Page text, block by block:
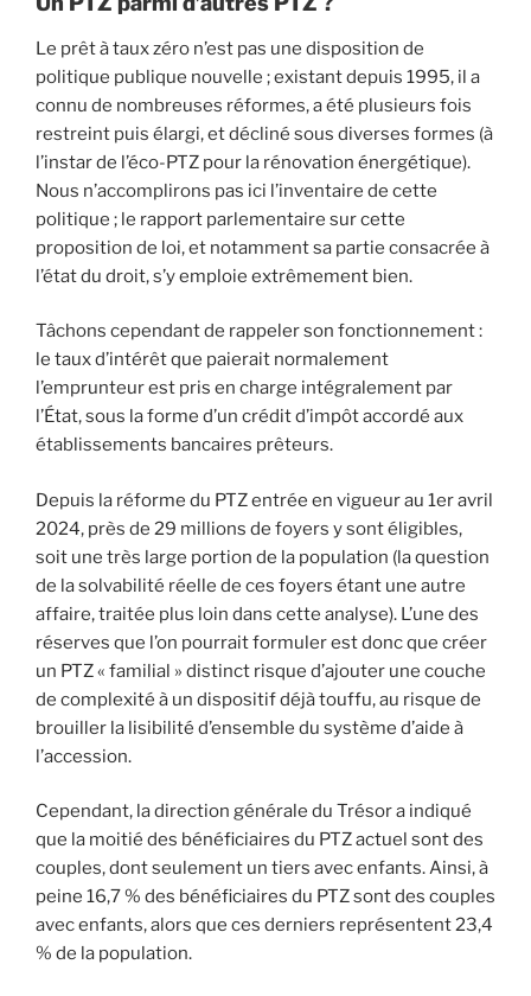
Le prêt à taux zéro n’est pas une disposition de
politique publique nouvelle ; existant depuis 1995, il a
connu de nombreuses réformes, a été plusieurs fois
restreint puis élargi, et décliné sous diverses formes (à
l’instar de l’éco-PTZ pour la rénovation énergétique).
Nous n’accomplirons pas ici l’inventaire de cette
politique ; le rapport parlementaire sur cette
proposition de loi, et notamment sa partie consacrée à
l’état du droit, s’y emploie extrêmement bien.
Tâchons cependant de rappeler son fonctionnement :
le taux d’intérêt que paierait normalement
l’emprunteur est pris en charge intégralement par
l’État, sous la forme d’un crédit d’impôt accordé aux
établissements bancaires prêteurs.
Depuis la réforme du PTZ entrée en vigueur au 1er avril
2024, près de 29 millions de foyers y sont éligibles,
soit une très large portion de la population (la question
de la solvabilité réelle de ces foyers étant une autre
affaire, traitée plus loin dans cette analyse). L’une des
réserves que l’on pourrait formuler est donc que créer
un PTZ « familial » distinct risque d’ajouter une couche
de complexité à un dispositif déjà touffu, au risque de
brouiller la lisibilité d’ensemble du système d’aide à
l’accession.
Cependant, la direction générale du Trésor a indiqué
que la moitié des bénéficiaires du PTZ actuel sont des
couples, dont seulement un tiers avec enfants. Ainsi, à
peine 16,7 % des bénéficiaires du PTZ sont des couples
avec enfants, alors que ces derniers représentent 23,4
% de la population.